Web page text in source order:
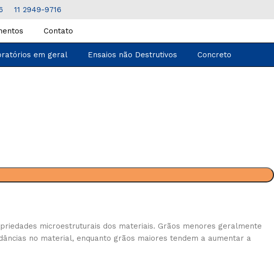
11 2949-9716
Contato
em geral Ensaios não Destrutivos Concreto
microestruturais dos materiais. Grãos menores geralmente
no material, enquanto grãos maiores tendem a aumentar a